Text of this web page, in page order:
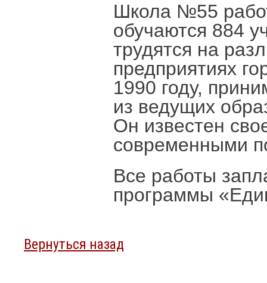
Школа №55
обучаются 884
трудятся на
предприятиях
1990 году,
из ведущих
Он известен
современными
Все работы
программы
Вернуться назад